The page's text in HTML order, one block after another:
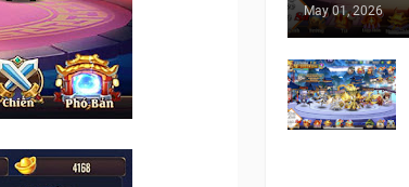
May 01, 2026